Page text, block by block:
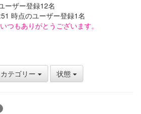
ーザー登録12名
時点のユーザー登録1名
つもありがとうございます。
カテゴリー 状態